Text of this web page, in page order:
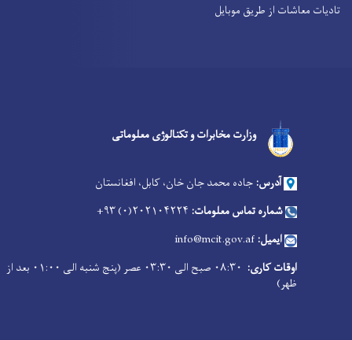
تادیات معاشات از طریق موبایل
وزارت مخابرات و تکنالوژی معلوماتی
آدرس: جاده محمد جان خان، کابل، افغانستان
شماره تماس معلومات:
ایمیل: info@mcit.gov.af
اوقات کاری:
۰۸:۳۰ صبح الی ۰۳:۳۰ عصر (پنج شنبه الی ۰۱:۰۰ بعد از
ظهر)